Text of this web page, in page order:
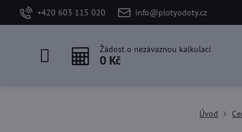
+420 603 115 020 info@plotyodoty.cz
Žádost o nezávaznou kalkulaci
0 Kč
Úvod